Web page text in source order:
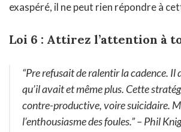
exaspéré, il ne peut rien répondre à
Loi 6 : Attirez l’attention à
“Pre refusait de ralentir la cadence.
qu’il avait et même plus. Cette
contre-productive, voire suicidaire.
l’enthousiasme des foules.”– Phil